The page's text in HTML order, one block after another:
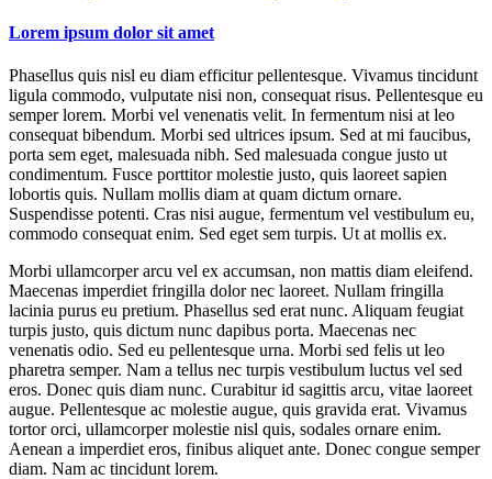
Lorem ipsum dolor sit amet
Phasellus quis nisl eu diam efficitur pellentesque. Vivamus tincidunt
ligula commodo, vulputate nisi non, consequat risus. Pellentesque eu
semper lorem. Morbi vel venenatis velit. In fermentum nisi at leo
consequat bibendum. Morbi sed ultrices ipsum. Sed at mi faucibus,
porta sem eget, malesuada nibh. Sed malesuada congue justo ut
condimentum. Fusce porttitor molestie justo, quis laoreet sapien
lobortis quis. Nullam mollis diam at quam dictum ornare.
Suspendisse potenti. Cras nisi augue, fermentum vel vestibulum eu,
commodo consequat enim. Sed eget sem turpis. Ut at mollis ex.
Morbi ullamcorper arcu vel ex accumsan, non mattis diam eleifend.
Maecenas imperdiet fringilla dolor nec laoreet. Nullam fringilla
lacinia purus eu pretium. Phasellus sed erat nunc. Aliquam feugiat
turpis justo, quis dictum nunc dapibus porta. Maecenas nec
venenatis odio. Sed eu pellentesque urna. Morbi sed felis ut leo
pharetra semper. Nam a tellus nec turpis vestibulum luctus vel sed
eros. Donec quis diam nunc. Curabitur id sagittis arcu, vitae laoreet
augue. Pellentesque ac molestie augue, quis gravida erat. Vivamus
tortor orci, ullamcorper molestie nisl quis, sodales ornare enim.
Aenean a imperdiet eros, finibus aliquet ante. Donec congue semper
diam. Nam ac tincidunt lorem.